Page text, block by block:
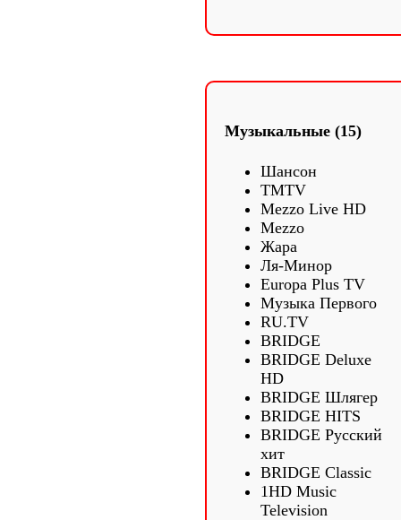
Музыкальные (15)
Шансон
TMTV
Mezzo Live HD
Mezzo
Жара
Ля-Минор
Europa Plus TV
Музыка Первого
RU.TV
BRIDGE
BRIDGE Deluxe
HD
BRIDGE Шлягер
BRIDGE HITS
BRIDGE Русский
хит
BRIDGE Classic
1HD Music
Television